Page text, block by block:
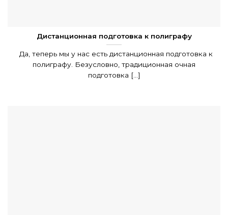
Дистанционная подготовка к полиграфу
Да, теперь мы у нас есть дистанционная подготовка к
полиграфу. Безусловно, традиционная очная
подготовка [...]